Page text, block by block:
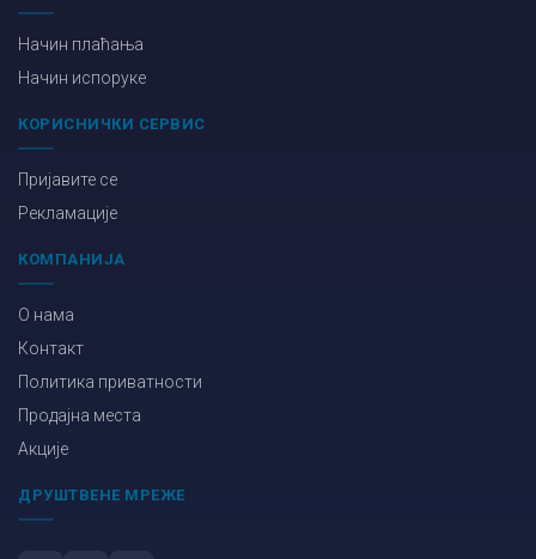
Начин плаћања
Начин испоруке
КОРИСНИЧКИ СЕРВИС
Пријавите се
Рекламације
КОМПАНИЈА
О нама
Контакт
Политика приватности
Продајна места
Акције
ДРУШТВЕНЕ МРЕЖЕ